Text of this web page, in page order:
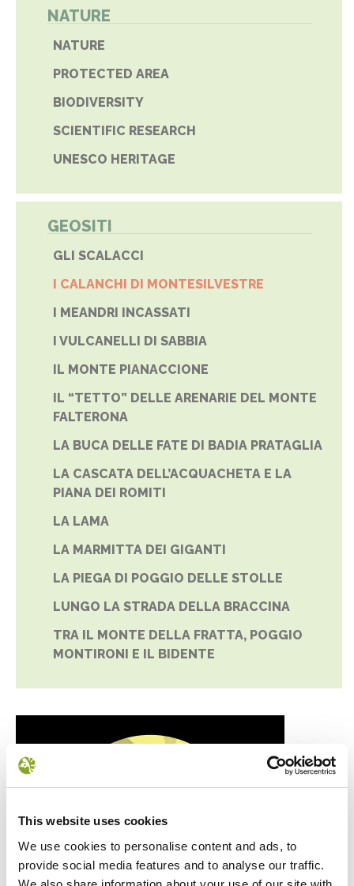
This website uses cookies
We use cookies to personalise content and ads, to
provide social media features and to analyse our traffic.
NATURE
NATURE
PROTECTED AREA
BIODIVERSITY
SCIENTIFIC RESEARCH
UNESCO HERITAGE
GEOSITI
GLI SCALACCI
I CALANCHI DI MONTESILVESTRE
I MEANDRI INCASSATI
I VULCANELLI DI SABBIA
IL MONTE PIANACCIONE
IL “TETTO” DELLE ARENARIE DEL MONTE
FALTERONA
LA BUCA DELLE FATE DI BADIA PRATAGLIA
LA CASCATA DELL’ACQUACHETA E LA
PIANA DEI ROMITI
LA LAMA
LA MARMITTA DEI GIGANTI
LA PIEGA DI POGGIO DELLE STOLLE
LUNGO LA STRADA DELLA BRACCINA
TRA IL MONTE DELLA FRATTA, POGGIO
MONTIRONI E IL BIDENTE